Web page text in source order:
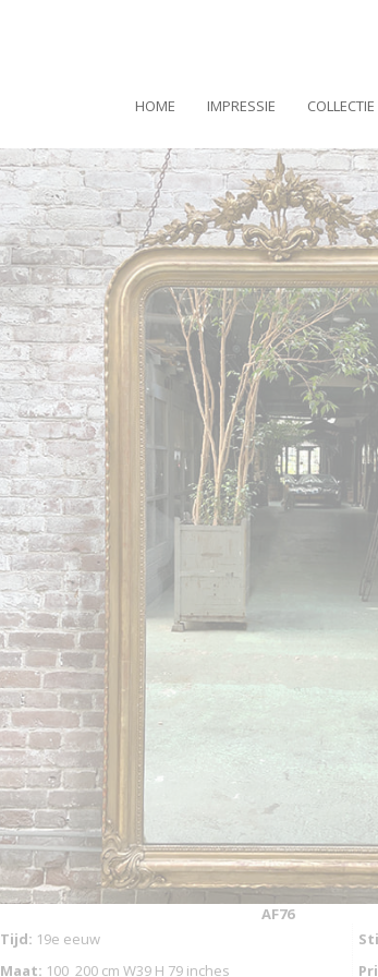
HOME IMPRESSIE COLLECTIE
AF76
Tijd: 19e eeuw
Maat: 100_200 cm W39 H 79 inches